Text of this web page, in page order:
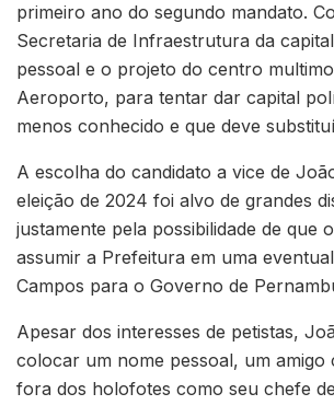
primeiro ano do segundo mandato.
Secretaria de Infraestrutura da
pessoal e o projeto do centro
Aeroporto, para tentar dar capital
menos conhecido e que deve
A escolha do candidato a vice de
eleição de 2024 foi alvo de grandes
justamente pela possibilidade de que
assumir a Prefeitura em uma
Campos para o Governo de
Apesar dos interesses de petistas,
colocar um nome pessoal, um amigo
fora dos holofotes como seu chefe